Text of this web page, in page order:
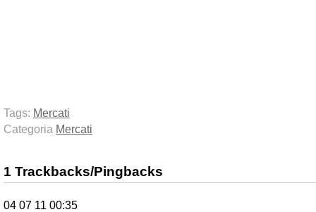
Tags: Mercati
Categoria Mercati
1 Trackbacks/Pingbacks
04 07 11 00:35